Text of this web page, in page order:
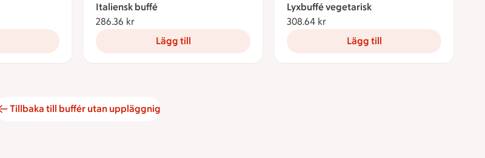
Italiensk buffé
286.36 kr
Lägg till
Lyxbuffé vegetarisk
308.64 kr
Lägg till
Tillbaka till buffér utan uppläggnig